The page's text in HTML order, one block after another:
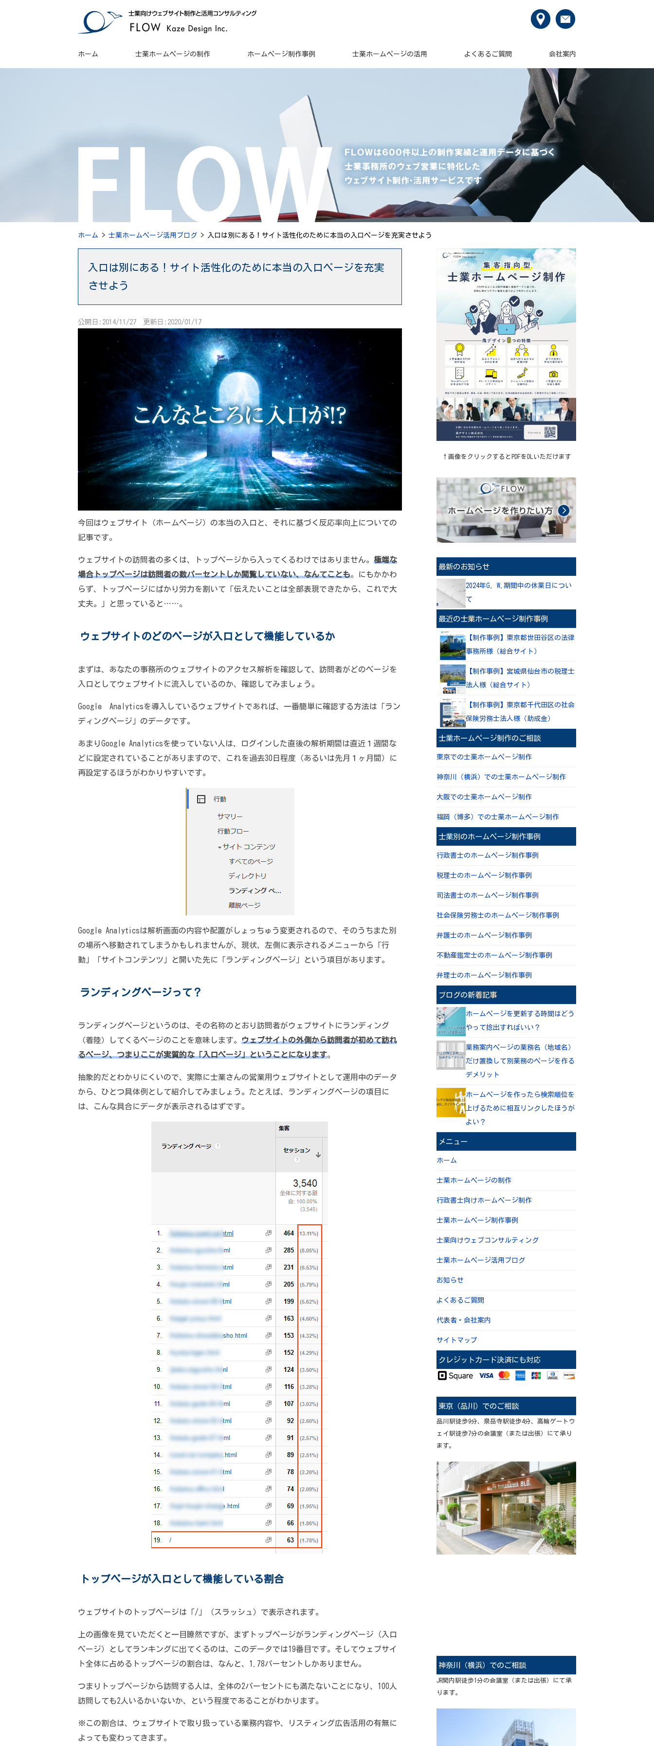
ホーム 士業ホームページの制作 ホームページ制作事例 士業ホームページの活用 よくあるご質問 会社案内
ホーム > 士業ホームページ活用ブログ > 入口は別にある！サイト活性化のために本当の入口ページを充実させよう
入口は別にある！サイト活性化のために本当の入口ページを充実
させよう
公開日:2014/11/27 更新日:2020/01/17
今回はウェブサイト（ホームページ）の本当の入口と、それに基づく反応率向上についての
記事です。
ウェブサイトの訪問者の多くは、トップページから入ってくるわけではありません。 極端な
場合トップページは訪問者の数パーセントしか閲覧していない、なんてことも。にもかかわ
らず、トップページにばかり労力を割いて「伝えたいことは全部表現できたから、これで大
丈夫。」と思っていると……。
ウェブサイトのどのページが入口として機能しているか
まずは、あなたの事務所のウェブサイトのアクセス解析を確認して、訪問者がどのページを
入口としてウェブサイトに流入しているのか、確認してみましょう。
Google Analyticsを導入しているウェブサイトであれば、一番簡単に確認する方法は「ラン
ディングページ」のデータです。
あまりGoogle Analyticsを使っていない人は、ログインした直後の解析期間は直近１週間な
どに設定されていることがありますので、これを過去30日程度（あるいは先月１ヶ月間）に
再設定するほうがわかりやすいです。
Google Analyticsは解析画面の内容や配置がしょっちゅう変更されるので、そのうちまた別
の場所へ移動されてしまうかもしれませんが、現状、左側に表示されるメニューから「行
動」「サイトコンテンツ」と開いた先に「ランディングページ」という項目があります。
ランディングページって？
ランディングページというのは、その名称のとおり訪問者がウェブサイトにランディング
（着陸）してくるページのことを意味します。 ウェブサイトの外側から訪問者が初めて訪れ
るページ、つまりここが実質的な「入口ページ」ということになります。
抽象的だとわかりにくいので、実際に士業さんの営業用ウェブサイトとして運用中のデータ
から、ひとつ具体例として紹介してみましょう。たとえば、ランディングページの項目に
は、こんな具合にデータが表示されるはずです。
トップページが入口として機能している割合
ウェブサイトのトップページは「/」（スラッシュ）で表示されます。
上の画像を見ていただくと一目瞭然ですが、まずトップページがランディングページ（入口
ページ）としてランキングに出てくるのは、このデータでは19番目です。そしてウェブサイ
ト全体に占めるトップページの割合は、なんと、1.78パーセントしかありません。
つまりトップページから訪問する人は、全体の2パーセントにも満たないことになり、100人
訪問しても2人いるかいないか、という程度であることがわかります。
※この割合は、ウェブサイトで取り扱っている業務内容や、リスティング広告活用の有無に
よっても変わってきます。
↑画像をクリックするとPDFをDLいただけます
最新のお知らせ
2024年G. W.期間中の休業日につい
て
最近の士業ホームページ制作事例
【制作事例】東京都世田谷区の法律
事務所様（総合サイト）
【制作事例】宮城県仙台市の税理士
法人様（総合サイト）
【制作事例】東京都千代田区の社会
保険労務士法人様（助成金）
士業ホームページ制作のご相談
東京での士業ホームページ制作
神奈川（横浜）での士業ホームページ制作
大阪での士業ホームページ制作
福岡（博多）での士業ホームページ制作
士業別のホームページ制作事例
行政書士のホームページ制作事例
税理士のホームページ制作事例
司法書士のホームページ制作事例
社会保険労務士のホームページ制作事例
弁護士のホームページ制作事例
不動産鑑定士のホームページ制作事例
弁理士のホームページ制作事例
ブログの新着記事
ホームページを更新する時間はどう
やって捻出すればいい？
業務案内ページの業務名（地域名）
だけ置換して別業務のページを作る
デメリット
ホームページを作ったら検索順位を
上げるために相互リンクしたほうが
よい？
メニュー
ホーム
士業ホームページの制作
行政書士向けホームページ制作
士業ホームページ制作事例
士業向けウェブコンサルティング
士業ホームページ活用ブログ
お知らせ
よくあるご質問
代表者・会社案内
サイトマップ
クレジットカード決済にも対応
東京（品川）でのご相談
品川駅徒歩9分、泉岳寺駅徒歩4分、高輪ゲートウ
ェイ駅徒歩7分の会議室（または出張）にて承り
ます。
神奈川（横浜）でのご相談
JR関内駅徒歩1分の会議室（または出張）にて承
ります。